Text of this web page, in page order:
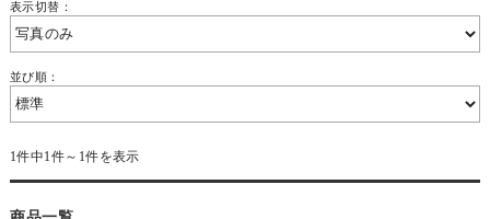
表示切替：
並び順：
1件中1件～1件を表示